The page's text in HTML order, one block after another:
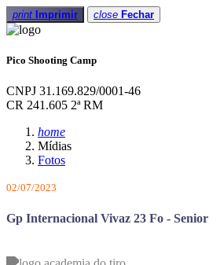
print Imprimir close Fechar
Pico Shooting Camp
CNPJ 31.169.829/0001-46
CR 241.605 2ª RM
home
Mídias
Fotos
02/07/2023
Gp Internacional Vivaz 23 Fo - Senior